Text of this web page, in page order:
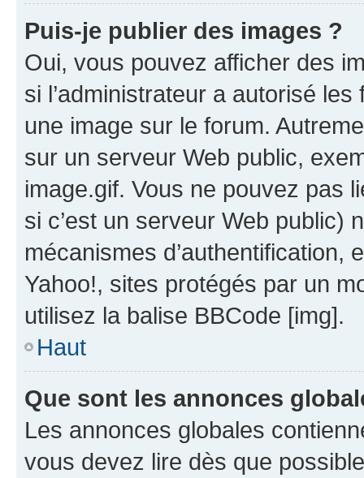
Puis-je publier des images ?
Oui, vous pouvez afficher des
si l’administrateur a autorisé
une image sur le forum.
sur un serveur Web public,
image.gif. Vous ne pouvez pas
si c’est un serveur Web public)
mécanismes d’authentification,
Yahoo!, sites protégés par un
utilisez la balise BBCode [img].
Haut
Que sont les annonces
Les annonces globales
vous devez lire dès que